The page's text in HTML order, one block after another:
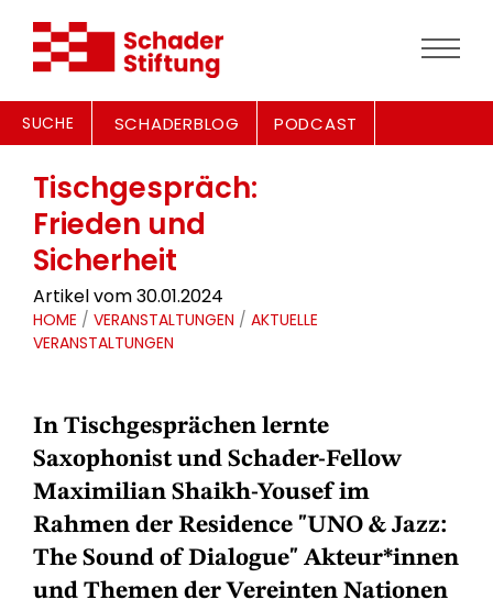
SUCHE SCHADERBLOG PODCAST
Tischgespräch:
Frieden und
Sicherheit
Artikel vom 30.01.2024
HOME / VERANSTALTUNGEN / AKTUELLE
VERANSTALTUNGEN
In Tischgesprächen lernte
Saxophonist und Schader-Fellow
Maximilian Shaikh-Yousef im
Rahmen der Residence "UNO & Jazz:
The Sound of Dialogue" Akteur*innen
und Themen der Vereinten Nationen